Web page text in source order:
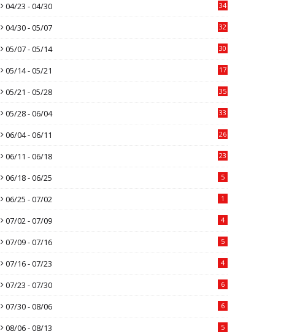
04/23 - 04/30 34
04/30 - 05/07 32
05/07 - 05/14 30
05/14 - 05/21 17
05/21 - 05/28 35
05/28 - 06/04 33
06/04 - 06/11 26
06/11 - 06/18 23
06/18 - 06/25 5
06/25 - 07/02 1
07/02 - 07/09 4
07/09 - 07/16 5
07/16 - 07/23 4
07/23 - 07/30 6
07/30 - 08/06 6
08/06 - 08/13 5